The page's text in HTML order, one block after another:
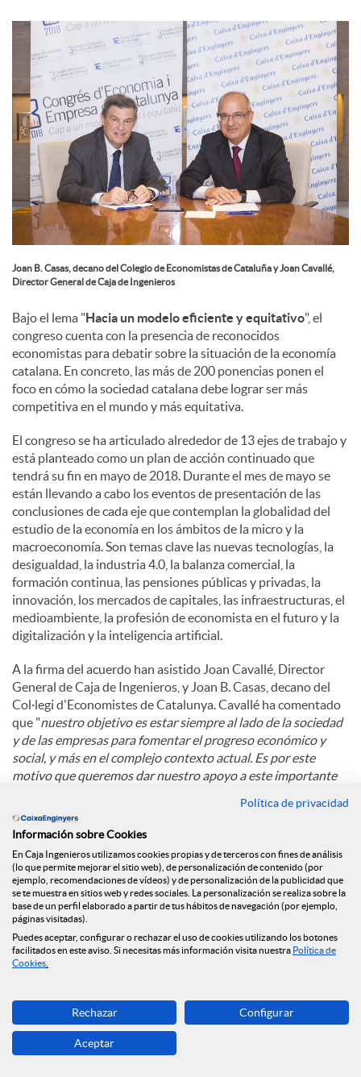
e
s
Joan B. Casas, decano del Colegio de Economistas de Cataluña y Joan Cavallé,
Director General de Caja de Ingenieros
Bajo el lema "Hacia un modelo eficiente y equitativo", el
congreso cuenta con la presencia de reconocidos
economistas para debatir sobre la situación de la economía
catalana. En concreto, las más de 200 ponencias ponen el
foco en cómo la sociedad catalana debe lograr ser más
competitiva en el mundo y más equitativa.
El congreso se ha articulado alrededor de 13 ejes de trabajo y
está planteado como un plan de acción continuado que
tendrá su fin en mayo de 2018. Durante el mes de mayo se
están llevando a cabo los eventos de presentación de las
conclusiones de cada eje que contemplan la globalidad del
estudio de la economía en los ámbitos de la micro y la
macroeconomía. Son temas clave las nuevas tecnologías, la
desigualdad, la industria 4.0, la balanza comercial, la
formación continua, las pensiones públicas y privadas, la
innovación, los mercados de capitales, las infraestructuras, el
medioambiente, la profesión de economista en el futuro y la
digitalización y la inteligencia artificial.
A la firma del acuerdo han asistido Joan Cavallé, Director
General de Caja de Ingenieros, y Joan B. Casas, decano del
Col·legi d'Economistes de Catalunya. Cavallé ha comentado
que "nuestro objetivo es estar siempre al lado de la sociedad
y de las empresas para fomentar el progreso económico y
social, y más en el complejo contexto actual. Es por este
motivo que queremos dar nuestro apoyo a este importante
empresarial y económico de Cataluña"
C
o
m
p
Noticias relacionadas
Caja Ingenieros refuerza su compromiso con la
economía social con su incorporación al Grupo
Clade
Caja Ingenieros refuerza su presencia en Madrid
Política de privacidad
Información sobre Cookies
En Caja Ingenieros utilizamos cookies propias y de terceros con fines de análisis
(lo que permite mejorar el sitio web), de personalización de contenido (por
ejemplo, recomendaciones de vídeos) y de personalización de la publicidad que
se te muestra en sitios web y redes sociales. La personalización se realiza sobre la
base de un perfil elaborado a partir de tus hábitos de navegación (por ejemplo,
páginas visitadas).
Puedes aceptar, configurar o rechazar el uso de cookies utilizando los botones
facilitados en este aviso. Si necesitas más información visita nuestra Política de
Cookies
Rechazar Configurar
Aceptar